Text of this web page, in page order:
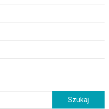
Szukaj: